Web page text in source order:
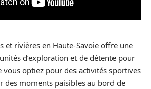
et rivières en Haute-Savoie offre une
d’exploration et de détente pour
vous optiez pour des activités sportives
des moments paisibles au bord de